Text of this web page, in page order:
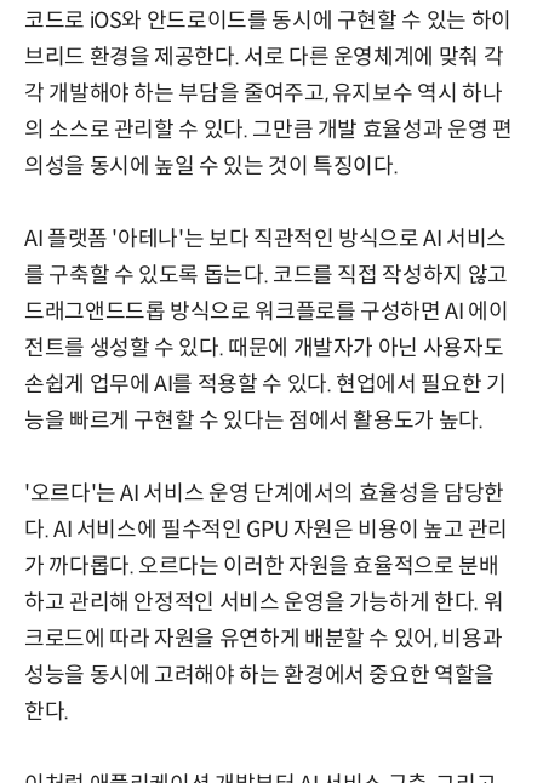
코드로 iOS와 안드로이드를 동시에 구현할 수 있는 하이
브리드 환경을 제공한다. 서로 다른 운영체계에 맞춰 각
각 개발해야 하는 부담을 줄여주고, 유지보수 역시 하나
의 소스로 관리할 수 있다. 그만큼 개발 효율성과 운영 편
의성을 동시에 높일 수 있는 것이 특징이다.
AI 플랫폼 '아테나'는 보다 직관적인 방식으로 AI 서비스
를 구축할 수 있도록 돕는다. 코드를 직접 작성하지 않고
드래그앤드드롭 방식으로 워크플로를 구성하면 AI 에이
전트를 생성할 수 있다. 때문에 개발자가 아닌 사용자도
손쉽게 업무에 AI를 적용할 수 있다. 현업에서 필요한 기
능을 빠르게 구현할 수 있다는 점에서 활용도가 높다.
'오르다'는 AI 서비스 운영 단계에서의 효율성을 담당한
다. AI 서비스에 필수적인 GPU 자원은 비용이 높고 관리
가 까다롭다. 오르다는 이러한 자원을 효율적으로 분배
하고 관리해 안정적인 서비스 운영을 가능하게 한다. 워
크로드에 따라 자원을 유연하게 배분할 수 있어, 비용과
성능을 동시에 고려해야 하는 환경에서 중요한 역할을
한다.